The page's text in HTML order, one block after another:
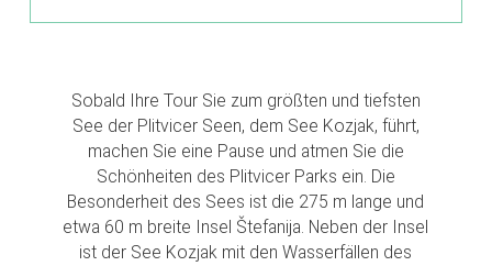
Sobald Ihre Tour Sie zum größten und tiefsten
See der Plitvicer Seen, dem See Kozjak, führt,
machen Sie eine Pause und atmen Sie die
Schönheiten des Plitvicer Parks ein. Die
Besonderheit des Sees ist die 275 m lange und
etwa 60 m breite Insel Štefanija. Neben der Insel
ist der See Kozjak mit den Wasserfällen des